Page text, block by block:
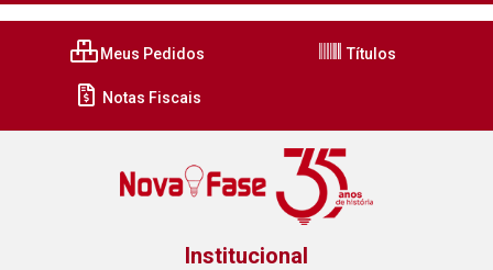
Meus Pedidos Títulos
Notas Fiscais
Institucional